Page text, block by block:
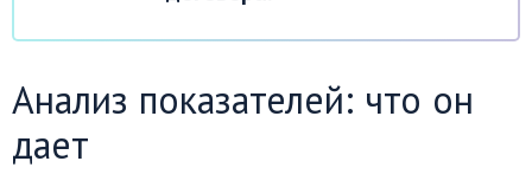
Анализ показателей: что он
дает